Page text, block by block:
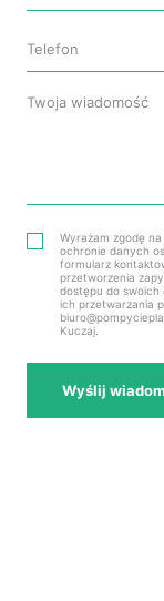
Wyrażam zgodę
ochronie danych
formularz
przetworzenia
dostępu do swoich
ich przetwarzania
Kuczaj.